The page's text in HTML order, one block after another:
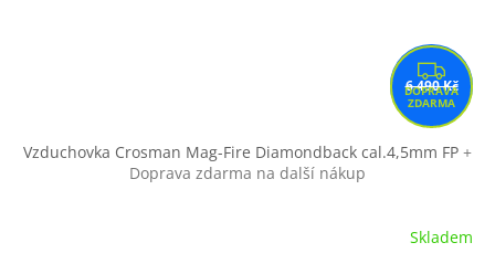
6 490 Kč
Z
D
A
R
Vzduchovka Crosman Mag-Fire Diamondback cal.4,5mm FP +
Doprava zdarma na další nákup
Skladem